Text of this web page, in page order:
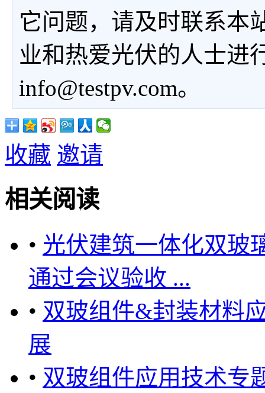
它问题，请及时联系本
业和热爱光伏的人士进
info@testpv.com。
收藏 邀请
相关阅读
• 光伏建筑一体化双玻
通过会议验收 ...
• 双玻组件&封装材料
展
• 双玻组件应用技术专